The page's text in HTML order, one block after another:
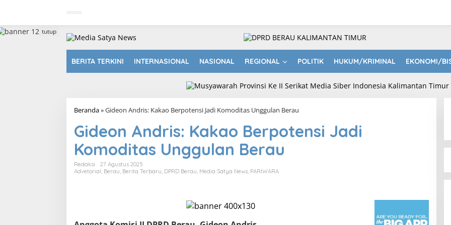
a
BERITA TERKINI INTERNASIONAL NASIONAL REGIONAL POLITIK HUKUM/KRIMINAL EKONOMI/
tutup
Beranda»Gideon Andris: Kakao Berpotensi Jadi Komoditas Unggulan Berau
Gideon Andris: Kakao Berpotensi Jadi
Komoditas Unggulan Berau
Redaksi
27 Agustus 2025
Advetorial Berau Berita Terbaru DPRD Berau Media Satya News PARIWARA